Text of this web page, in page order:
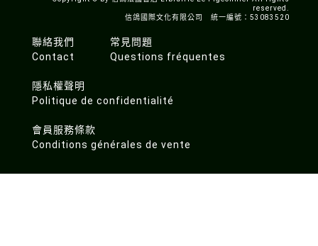
reserved.
信鴿國際文化有限公司 統一編號：53083520
聯絡我們
Contact
常見問題
Questions fréquentes
隱私權聲明
Politique de confidentialité
會員服務條款
Conditions générales de vente